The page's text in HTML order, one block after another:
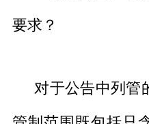
要求？
对于公告中列管